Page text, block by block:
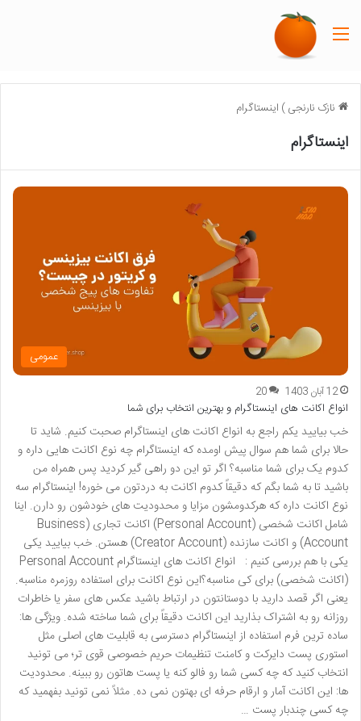
نازک نارنجی) اینستاگرام
اینستاگرام
عمومی
12 آبان 1403 20
انواع اکانت های اینستاگرام و بهترین انتخاب برای شما
خب بیایید یکم راجع به انواع اکانت های اینستاگرام صحبت کنیم. شاید تا
حالا برای شما هم سوال پیش اومده که اینستاگرام چه نوع اکانت هایی داره و
کدوم یک برای شما مناسبه؟ اگر تو این دو راهی گیر کردید پس همراه من
باشید تا به شما بگم که دقیقاً کدوم اکانت به دردتون می خوره! اینستاگرام سه
نوع اکانت داره که هرکدومشون مزایا و محدودیت های خودشون رو دارن. اینا
شامل اکانت شخصی (Personal Account) اکانت تجاری (Business
Account) و اکانت سازنده (Creator Account) هستن. خب بیایید یکی
یکی با هم بررسی کنیم : انواع اکانت های اینستاگرام Personal Account
(اکانت شخصی) برای کی مناسبه؟این نوع اکانت برای استفاده روزمره مناسبه.
یعنی اگر قصد دارید با دوستانتون در ارتباط باشید عکس های سفر یا خاطرات
روزانه رو به اشتراک بذارید این اکانت دقیقاً برای شما ساخته شده. ویژگی ها:
ساده ترین فرم استفاده از اینستاگرام دسترسی به قابلیت های اصلی مثل
استوری پست دایرکت و کامنت تنظیمات حریم خصوصی قوی تر؛ می تونید
انتخاب کنید که چه کسی شما رو فالو کنه یا پست هاتون رو ببینه. محدودیت
ها: این اکانت آمار و ارقام حرفه ای بهتون نمی ده. مثلاً نمی تونید بفهمید که
چه کسی چندبار پست …